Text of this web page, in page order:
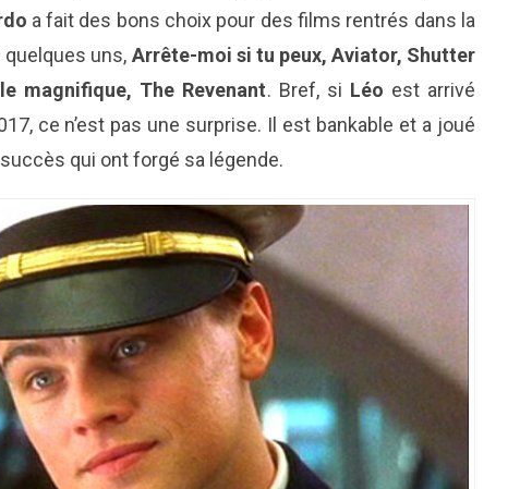
a fait des bons choix pour des films rentrés dans la
quelques uns, Arrête-moi si tu peux, Aviator, Shutter
magnifique, The Revenant. Bref, si Léo est arrivé
ce n’est pas une surprise. Il est bankable et a joué
qui ont forgé sa légende.